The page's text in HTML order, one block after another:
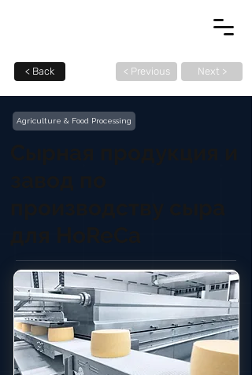
< Back < Previous Next >
Agriculture & Food Processing